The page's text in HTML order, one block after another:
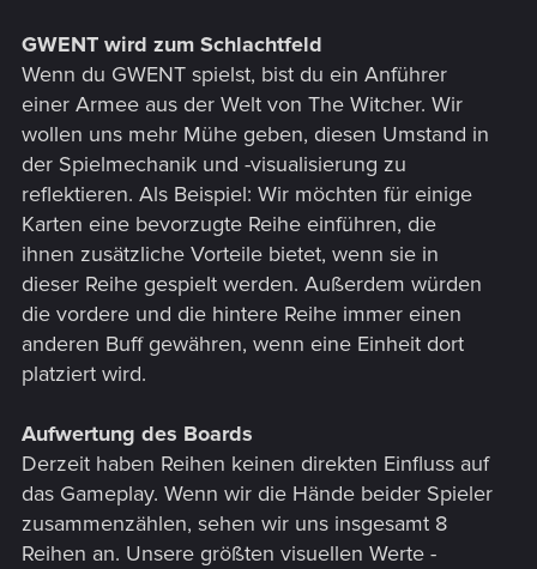
GWENT wird zum Schlachtfeld
Wenn du GWENT spielst, bist du ein Anführer
einer Armee aus der Welt von The Witcher. Wir
wollen uns mehr Mühe geben, diesen Umstand in
der Spielmechanik und -visualisierung zu
reflektieren. Als Beispiel: Wir möchten für einige
Karten eine bevorzugte Reihe einführen, die
ihnen zusätzliche Vorteile bietet, wenn sie in
dieser Reihe gespielt werden. Außerdem würden
die vordere und die hintere Reihe immer einen
anderen Buff gewähren, wenn eine Einheit dort
platziert wird.
Aufwertung des Boards
Derzeit haben Reihen keinen direkten Einfluss auf
das Gameplay. Wenn wir die Hände beider Spieler
zusammenzählen, sehen wir uns insgesamt 8
Reihen an. Unsere größten visuellen Werte -